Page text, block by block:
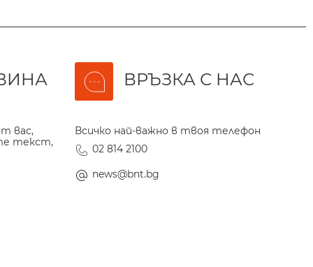
вас,
текст,
ВРЪЗКА С НАС
Всичко най-важно в твоя телефон
02 814 2100
news@bnt.bg